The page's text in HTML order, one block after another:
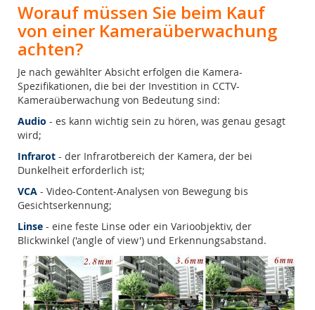
Worauf müssen Sie beim Kauf
von einer Kameraüberwachung
achten?
Je nach gewählter Absicht erfolgen die Kamera-
Spezifikationen, die bei der Investition in CCTV-
Kameraüberwachung von Bedeutung sind:
Audio - es kann wichtig sein zu hören, was genau gesagt
wird;
Infrarot - der Infrarotbereich der Kamera, der bei
Dunkelheit erforderlich ist;
VCA - Video-Content-Analysen von Bewegung bis
Gesichtserkennung;
Linse - eine feste Linse oder ein Varioobjektiv, der
Blickwinkel ('angle of view') und Erkennungsabstand.